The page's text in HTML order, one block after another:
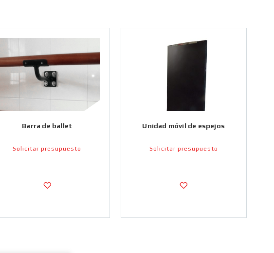
Barra de ballet
Solicitar presupuesto
Unidad móvil de espejos
Solicitar presupuesto